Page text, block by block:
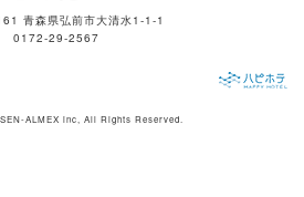
青森県弘前市大清水1-1-1
0172-29-2567
ALMEX inc, All Rights Reserved.